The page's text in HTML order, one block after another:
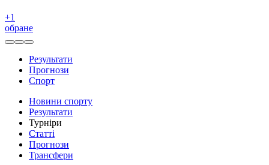
+1
обране
Результати
Прогнози
Спорт
Новини спорту
Результати
Турніри
Статті
Прогнози
Трансфери